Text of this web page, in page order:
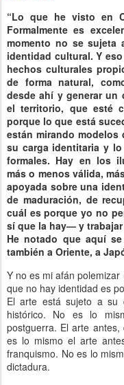
“Lo que he visto en
Formalmente es
momento no se sujeta
identidad cultural. Y
hechos culturales
de forma natural,
desde ahí y generar
el territorio, que esté
porque lo que está
están mirando
su carga identitaria y
formales. Hay en los
más o menos válida,
apoyada sobre una
de maduración, de
cuál es porque yo no
sí que la hay— y
He notado que aquí
también a Oriente, a
Y no es mi afán
que no hay identidad es
El arte está sujeto a su
histórico. No es lo
postguerra. El arte
es lo mismo el arte
franquismo. No es lo
dictadura.